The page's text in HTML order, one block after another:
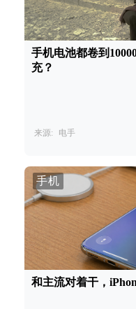
手机电池都卷到
充？
来源: 电手
手机
和主流对着干，